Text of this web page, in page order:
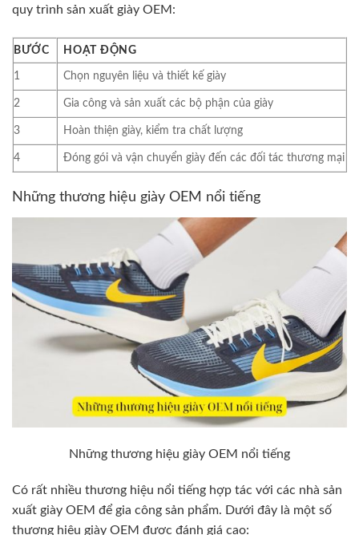
quy trình sản xuất giày OEM:
BƯỚC HOẠT ĐỘNG
1 Chọn nguyên liệu và thiết kế giày
2 Gia công và sản xuất các bộ phận của giày
3 Hoàn thiện giày, kiểm tra chất lượng
4 Đóng gói và vận chuyển giày đến các đối tác thương mại
Những thương hiệu giày OEM nổi tiếng
Những thương hiệu giày OEM nổi tiếng
Có rất nhiều thương hiệu nổi tiếng hợp tác với các nhà sản
xuất giày OEM để gia công sản phẩm. Dưới đây là một số
thương hiệu giày OEM được đánh giá cao: